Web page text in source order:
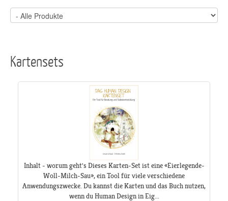
Kartensets
Inhalt - worum geht's Dieses Karten-Set ist eine «Eierlegende-
Woll-Milch-Sau», ein Tool für viele verschiedene
Anwendungszwecke. Du kannst die Karten und das Buch nutzen,
wenn du Human Design in Eig...